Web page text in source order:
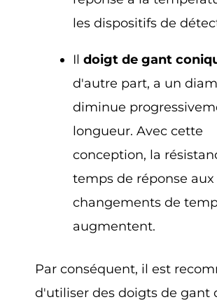
les dispositifs de
Il doigt de gant
d'autre part, a un
diminue
longueur. Avec cette
conception, la
temps de réponse aux
changements de
augmentent.
Par conséquent, il est
d'utiliser des doigts de gant